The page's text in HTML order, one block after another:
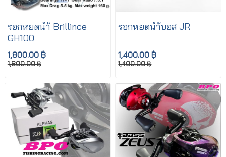
รอกหยดนำ้ Brillince
GH100
1,800.00 ฿
1,800.00 ฿
รอกหยดนำ้บอส JR
1,400.00 ฿
1,400.00 ฿